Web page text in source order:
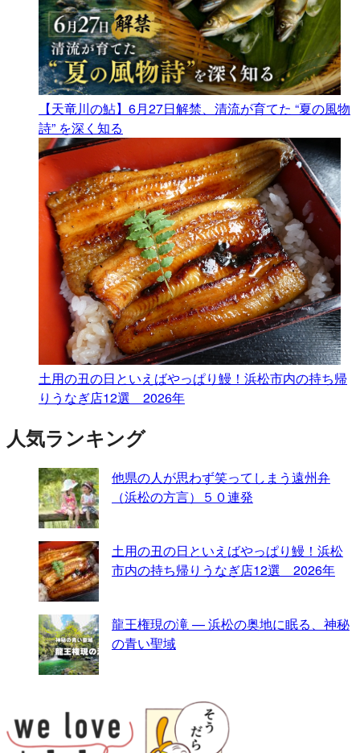
【天竜川の鮎】6月27日解禁、清流が育てた “夏の風物
詩” を深く知る
土用の丑の日といえばやっぱり鰻！浜松市内の持ち帰
りうなぎ店12選 2026年
人気ランキング
他県の人が思わず笑ってしまう遠州弁
（浜松の方言）５０連発
土用の丑の日といえばやっぱり鰻！浜松
市内の持ち帰りうなぎ店12選 2026年
龍王権現の滝 — 浜松の奥地に眠る、神秘
の青い聖域